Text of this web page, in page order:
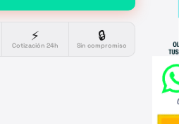
⚡
Cotización 24h
🔒
Sin compromiso